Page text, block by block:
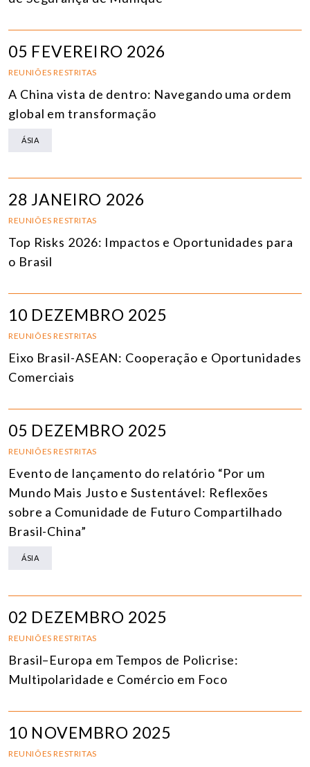
05 FEVEREIRO 2026
REUNIÕES RESTRITAS
A China vista de dentro: Navegando uma ordem
global em transformação
ÁSIA
28 JANEIRO 2026
REUNIÕES RESTRITAS
Top Risks 2026: Impactos e Oportunidades para
o Brasil
10 DEZEMBRO 2025
REUNIÕES RESTRITAS
Eixo Brasil-ASEAN: Cooperação e Oportunidades
Comerciais
05 DEZEMBRO 2025
REUNIÕES RESTRITAS
Evento de lançamento do relatório “Por um
Mundo Mais Justo e Sustentável: Reflexões
sobre a Comunidade de Futuro Compartilhado
Brasil-China”
ÁSIA
02 DEZEMBRO 2025
REUNIÕES RESTRITAS
Brasil–Europa em Tempos de Policrise:
Multipolaridade e Comércio em Foco
10 NOVEMBRO 2025
REUNIÕES RESTRITAS